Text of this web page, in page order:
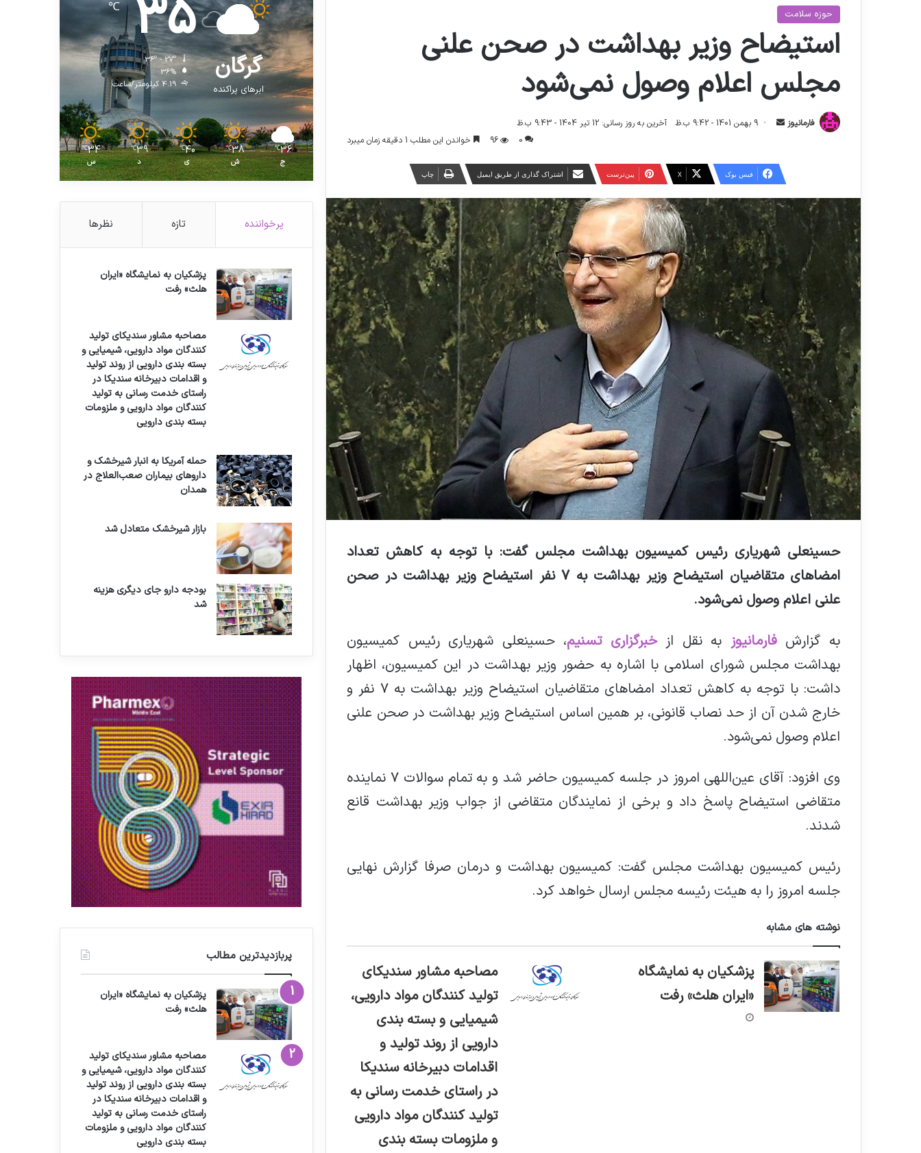
حوزه سلامت
استیضاح وزیر بهداشت در صحن علنی
مجلس اعلام وصول نمی‌شود
فارمانیوز
ا
ی
م
ی
ل
9 بهمن 1401 - 9:42 ب.ظ
آخرین به روز رسانی: 12 تیر 1404 - 9:43 ب.ظ
0
96 خواندن این مطلب 1 دقیقه زمان میبرد
فیس بوک X ‫پین‌ترست اشتراک گذاری از طریق ایمیل چاپ
حسینعلی شهریاری رئیس کمیسیون بهداشت مجلس گفت: با توجه به کاهش تعداد
امضاهای متقاضیان استیضاح وزیر بهداشت به ۷ نفر استیضاح وزیر بهداشت در صحن
علنی اعلام وصول نمی‌شود.
به گزارشفارمانیوز به نقل ازخبرگزاری تسنیم، حسینعلی شهریاری رئیس کمیسیون
بهداشت مجلس شورای اسلامی با اشاره به حضور وزیر بهداشت در این کمیسیون، اظهار
داشت: با توجه به کاهش تعداد امضاهای متقاضیان استیضاح وزیر بهداشت به ۷ نفر و
خارج شدن آن از حد نصاب قانونی، بر همین اساس استیضاح وزیر بهداشت در صحن علنی
اعلام وصول نمی‌شود.
وی افزود: آقای عین‌اللهی امروز در جلسه کمیسیون حاضر شد و به تمام سوالات ۷ نماینده
متقاضی استیضاح پاسخ داد و برخی از نمایندگان متقاضی از جواب وزیر بهداشت قانع
شدند.
رئیس کمیسیون بهداشت مجلس گفت: کمیسیون بهداشت و درمان صرفا گزارش نهایی
جلسه امروز را به هیئت رئیسه مجلس ارسال خواهد کرد.
نوشته های مشابه
پزشکیان به نمایشگاه
«ایران هلث» رفت
مصاحبه مشاور سندیکای
تولید کنندگان مواد دارویی،
شیمیایی و بسته بندی
دارویی از روند تولید و
اقدامات دبیرخانه سندیکا
در راستای خدمت رسانی به
تولید کنندگان مواد دارویی
و ملزومات بسته بندی
گرگان
ابرهای پراکنده
35
℃
36º - 27º
36%
4.19 کیلومتر/ساعت
36
℃
ج
38
℃
ش
40
℃
ی
39
℃
د
34
℃
س
پرخواننده تازه نظرها
پزشکیان به نمایشگاه «ایران
هلث» رفت
مصاحبه مشاور سندیکای تولید
کنندگان مواد دارویی، شیمیایی و
بسته بندی دارویی از روند تولید
و اقدامات دبیرخانه سندیکا در
راستای خدمت رسانی به تولید
کنندگان مواد دارویی و ملزومات
بسته بندی دارویی
حمله آمریکا به انبار شیرخشک و
داروهای بیماران صعب‌العلاج در
همدان
بازار شیرخشک متعادل شد
بودجه دارو جای دیگری هزینه
شد
پربازدیدترین مطالب
پزشکیان به نمایشگاه «ایران
هلث» رفت
مصاحبه مشاور سندیکای تولید
کنندگان مواد دارویی، شیمیایی و
بسته بندی دارویی از روند تولید
و اقدامات دبیرخانه سندیکا در
راستای خدمت رسانی به تولید
کنندگان مواد دارویی و ملزومات
بسته بندی دارویی